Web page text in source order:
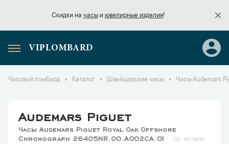
Скидки на часыи ювелирные изделия!
Скидки начасы
VIPLOMBARD
Часовой ломбард Каталог Швейцарские часы Часы Audemars
Audemars Piguet
Часы Audemars Piguet Royal Oak Offshore
Chronograph 26405NR.OO.A002CA.01
40366